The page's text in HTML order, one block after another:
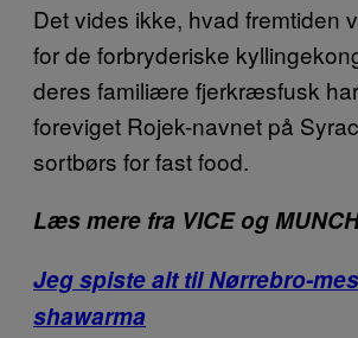
Det vides ikke, hvad fremtiden
for de forbryderiske
deres familiære fjerkræsfusk
foreviget Rojek-navnet på
sortbørs for fast food.
Læs mere fra VICE og
Jeg spiste alt til Nørrebro-
shawarma